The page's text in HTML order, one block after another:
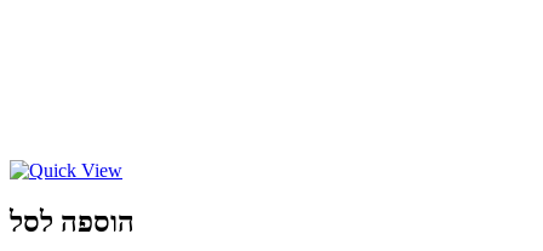
הוספה לסל